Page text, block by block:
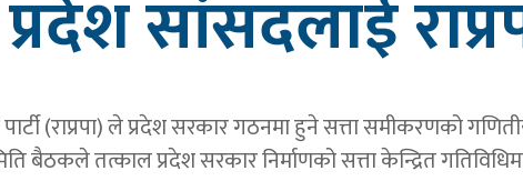
सांसदलाई
पार्टी (राप्रपा) ले प्रदेश सरकार गठनमा हुने सत्ता समीकरणको
बैठकले तत्काल प्रदेश सरकार निर्माणको सत्ता केन्द्रित